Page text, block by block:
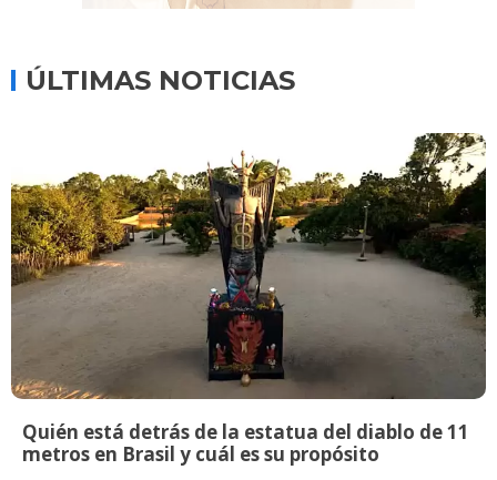
ÚLTIMAS NOTICIAS
Quién está detrás de la estatua del diablo de 11
metros en Brasil y cuál es su propósito